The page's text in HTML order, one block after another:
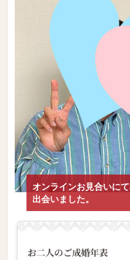
オンラインお見合いに
出会いました。